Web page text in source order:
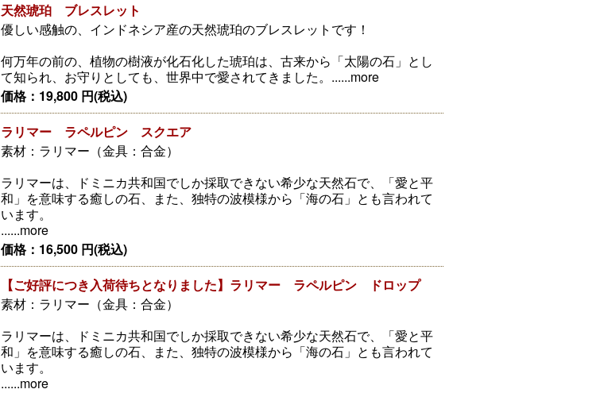
天然琥珀 ブレスレット
優しい感触の、インドネシア産の天然琥珀のブレスレットです！
何万年の前の、植物の樹液が化石化した琥珀は、古来から「太陽の石」とし
て知られ、お守りとしても、世界中で愛されてきました。 ......more
価格：19,800 円(税込)
ラリマー ラペルピン スクエア
素材：ラリマー（金具：合金）
ラリマーは、ドミニカ共和国でしか採取できない希少な天然石で、「愛と平
和」を意味する癒しの石、また、独特の波模様から「海の石」とも言われて
います。
......more
価格：16,500 円(税込)
【ご好評につき入荷待ちとなりました】ラリマー ラペルピン ドロップ
素材：ラリマー（金具：合金）
ラリマーは、ドミニカ共和国でしか採取できない希少な天然石で、「愛と平
和」を意味する癒しの石、また、独特の波模様から「海の石」とも言われて
います。
......more